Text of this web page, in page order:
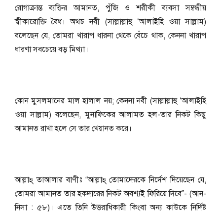
রোগাক্রান্ত ব্যক্তির আমানত, পুঁজি ও শরীকী ব্যবসা সম্বন্ধীয়
স্বীকারোক্তি বৈধ। অথচ নবী (সাল্লাল্লাহু ‘আলাইহি ওয়া সাল্লাম)
বলেছেন যে, তোমরা খারাপ ধারনা থেকে বেঁচে থাক, কেননা খারাপ
ধারণা সবচেয়ে বড় মিথ্যা।
কোন মুসলমানের মাল হালাল নয়; কেননা নবী (সাল্লাল্লাহু ‘আলাইহি
ওয়া সাল্লাম) বলেছেন, মুনাফিকের আলামত হল-তার নিকট কিছু
আমানত রাখা হলে সে তার খেয়ানত করে।
আল্লাহ্‌ তাআলার বাণীঃ “আল্লাহ্‌ তোমাদেরকে নির্দেশ দিয়েছেন যে,
তোমরা আমানত তার হকদারের নিকট অবশ্যই ফিরিয়ে দিবে”- (আন-
নিসা : ৫৮)। এতে তিনি উত্তরাধিকারী কিংবা অন্য কাউকে নির্দিষ্ট